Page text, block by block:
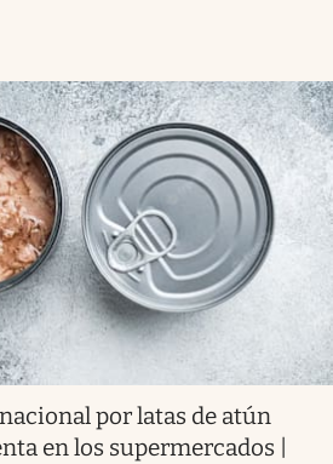
por latas de atún
en los supermercados |